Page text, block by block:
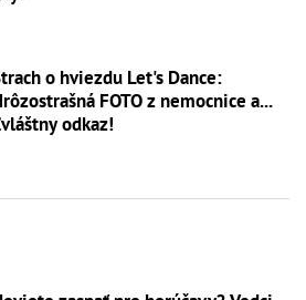
o hviezdu Let's Dance:
FOTO z nemocnice a...
odkaz!